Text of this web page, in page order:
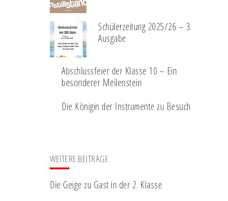
Schülerzeitung 2025/26 – 3.
Ausgabe
Abschlussfeier der Klasse 10 – Ein
besonderer Meilenstein
Die Königin der Instrumente zu Besuch
WEITERE BEITRÄGE
Die Geige zu Gast in der 2. Klasse